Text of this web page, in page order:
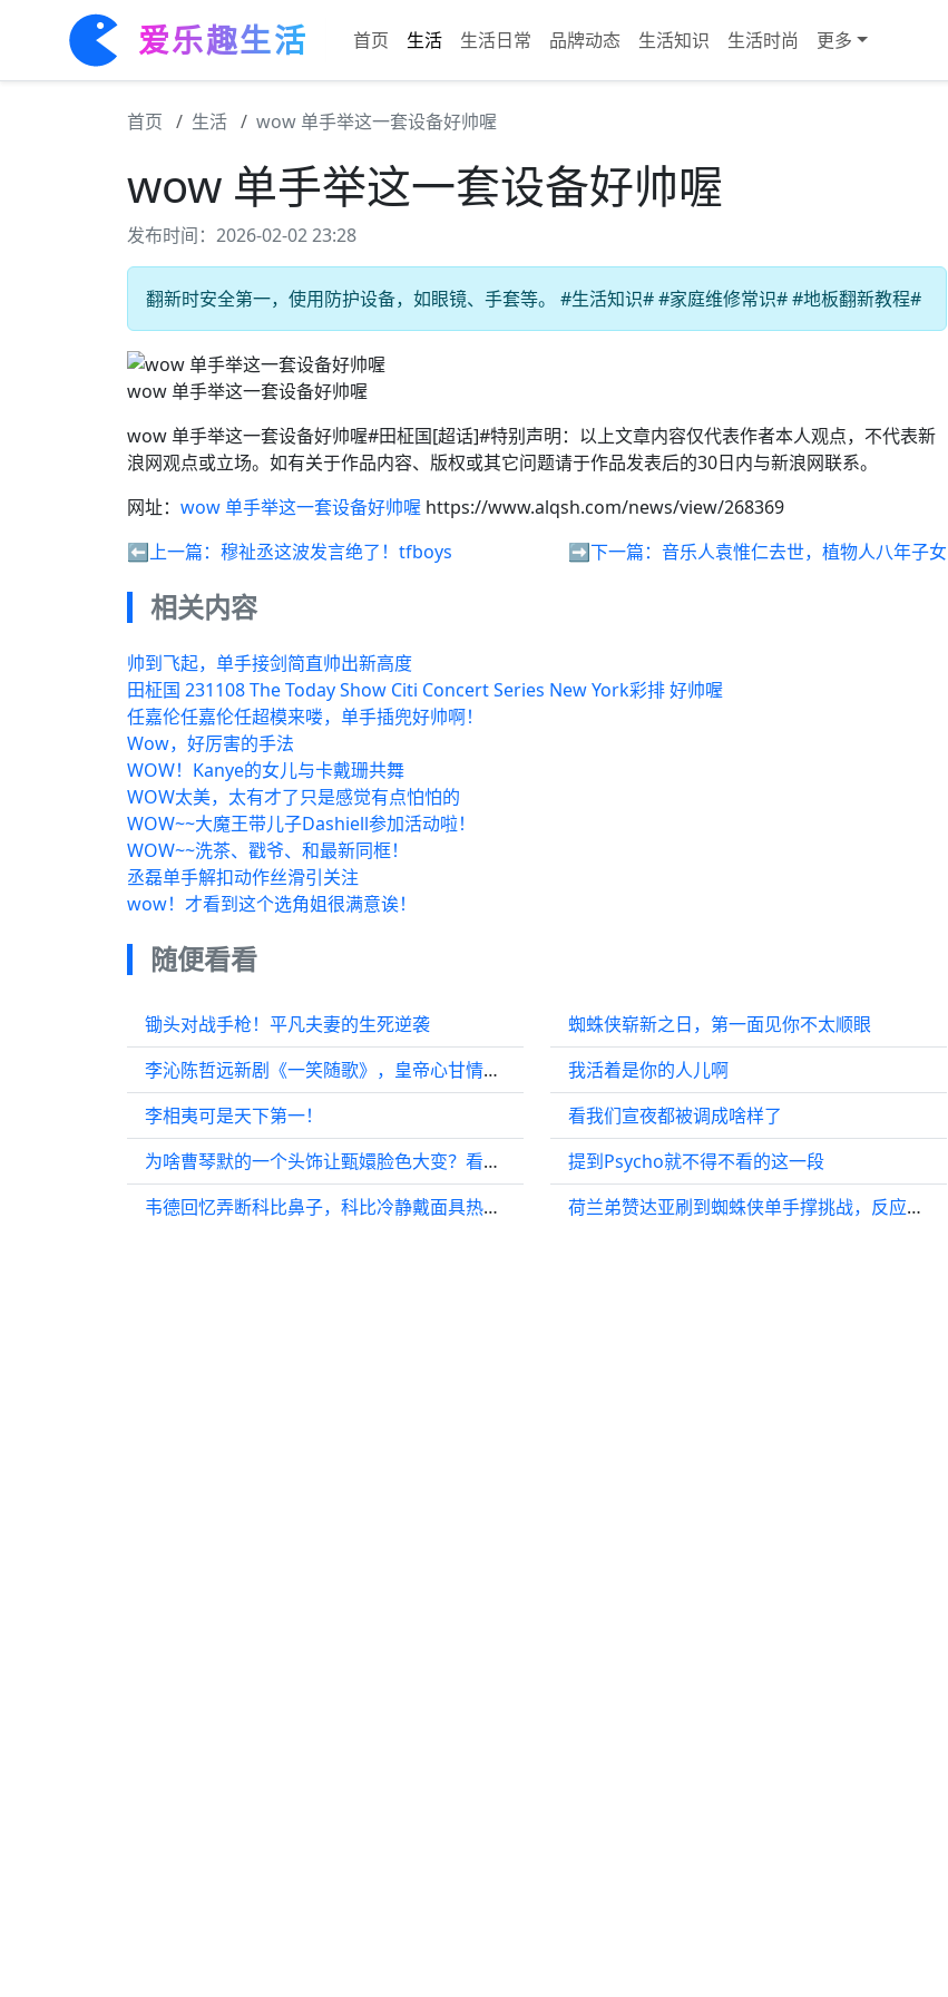
爱乐趣生活 首页 生活 生活日常 品牌动态 生活知识 生活时尚 更多
首页 生活 wow 单手举这一套设备好帅喔
wow 单手举这一套设备好帅喔
发布时间：2026-02-02 23:28
翻新时安全第一，使用防护设备，如眼镜、手套等。 #生活知识# #家庭维修常识# #地板翻新教程#
wow 单手举这一套设备好帅喔
wow 单手举这一套设备好帅喔#田柾国[超话]#特别声明：以上文章内容仅代表作者本人观点，不代表新
浪网观点或立场。如有关于作品内容、版权或其它问题请于作品发表后的30日内与新浪网联系。
网址： wow 单手举这一套设备好帅喔 https://www.alqsh.com/news/view/268369
⬅️上一篇： 穆祉丞这波发言绝了！tfboys ➡️下一篇： 音乐人袁惟仁去世，植物人八年子女
相关内容
帅到飞起，单手接剑简直帅出新高度
田柾国 231108 The Today Show Citi Concert Series New York彩排 好帅喔
任嘉伦任嘉伦任超模来喽，单手插兜好帅啊！
Wow，好厉害的手法
WOW！Kanye的女儿与卡戴珊共舞
WOW太美，太有才了只是感觉有点怕怕的
WOW~~大魔王带儿子Dashiell参加活动啦！
WOW~~洗茶、戳爷、和最新同框！
丞磊单手解扣动作丝滑引关注
wow！才看到这个选角姐很满意诶！
随便看看
锄头对战手枪！平凡夫妻的生死逆袭
李沁陈哲远新剧《一笑随歌》，皇帝心甘情愿为公主付出
李相夷可是天下第一！
为啥曹琴默的一个头饰让甄嬛脸色大变？看懂曹琴默栽在了哪一步！
韦德回忆弄断科比鼻子，科比冷静戴面具热身出汗
蜘蛛侠崭新之日，第一面见你不太顺眼
我活着是你的人儿啊
看我们宣夜都被调成啥样了
提到Psycho就不得不看的这一段
荷兰弟赞达亚刷到蜘蛛侠单手撑挑战，反应趣味十足